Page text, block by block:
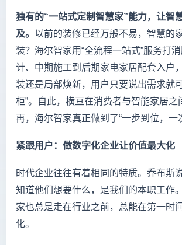
独有的“一站式定制智慧家”能力，让智
及。 以前的装修已经万般不易，智慧的
装？海尔智家用“全流程一站式”服务打
计、中期施工到后期家电家居配套入户
装还是局部焕新，用户只要说出需求就
柜”。自此，横亘在消费者与智能家居之
再，海尔智家真正做到了“一步到位，一
紧跟用户：做数字化企业让价值最大化
时代企业往往有着相同的特质。乔布斯
知道他们想要什么，是我们的本职工作
家也总是走在行业之前，总能在第一时
化。